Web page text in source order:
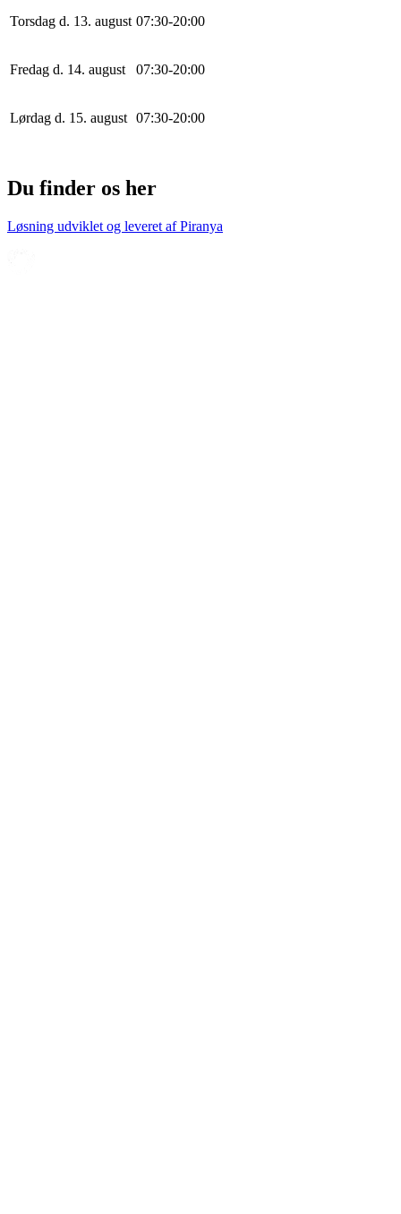
Torsdag d. 13. august 07:30-20:00
Fredag d. 14. august 07:30-20:00
Lørdag d. 15. august 07:30-20:00
Du finder os her
Løsning udviklet og leveret afPiranya